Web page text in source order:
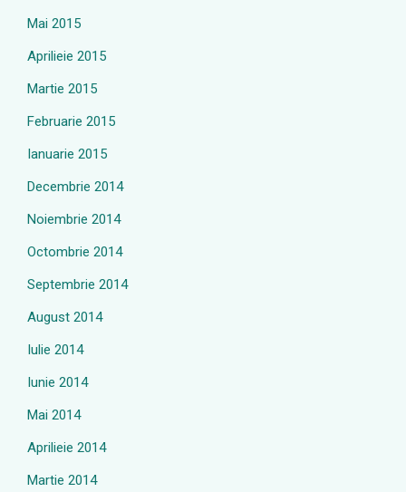
Mai 2015
Aprilieie 2015
Martie 2015
Februarie 2015
Ianuarie 2015
Decembrie 2014
Noiembrie 2014
Octombrie 2014
Septembrie 2014
August 2014
Iulie 2014
Iunie 2014
Mai 2014
Aprilieie 2014
Martie 2014